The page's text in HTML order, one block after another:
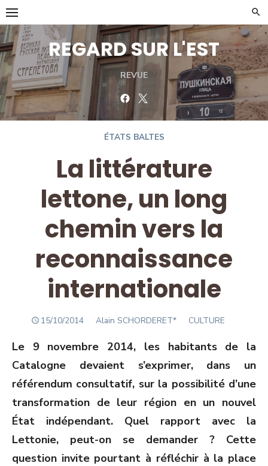
Skip
to
content
REGARD SUR L'EST
REVUE
FacebookTwitter
ÉTATS BALTES
La littérature
lettone, un long
chemin vers la
reconnaissance
internationale
POSTED
15/10/2014 Author
Alain SCHORDERET* CULTURE
Le 9 novembre 2014, les habitants de la
Catalogne devaient s’exprimer, dans un
référendum consultatif, sur la possibilité d’une
transformation de leur région en un nouvel
État indépendant. Quel rapport avec la
Lettonie, peut-on se demander ? Cette
question invite pourtant à réfléchir à la place